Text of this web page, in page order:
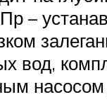
–
вод,